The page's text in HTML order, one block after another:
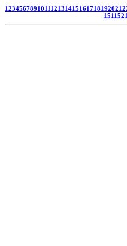
123456789101112131415161718192021
151152